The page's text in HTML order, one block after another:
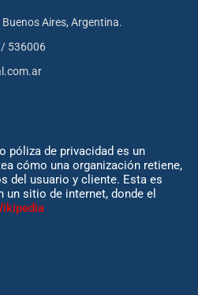
Aires, Argentina.
536006
póliza de privacidad es un
cómo una organización retiene,
del usuario y cliente. Esta es
un sitio de internet, donde el